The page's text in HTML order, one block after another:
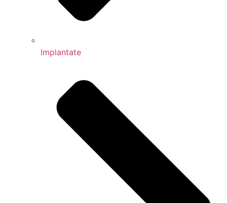
Implantate